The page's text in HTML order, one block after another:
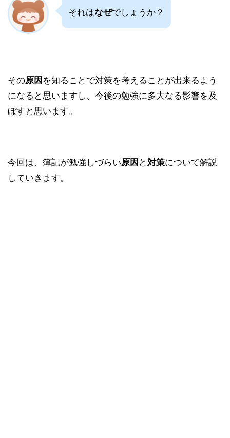
それはなぜでしょうか？
その原因を知ることで対策を考えることが出来るよう
になると思いますし、今後の勉強に多大なる影響を及
ぼすと思います。
今回は、簿記が勉強しづらい原因と対策について解説
していきます。